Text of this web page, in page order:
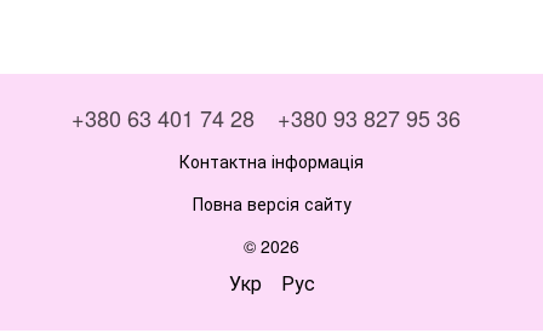
+380 63 401 74 28 +380 93 827 95 36
Контактна інформація
Повна версія сайту
© 2026
Укр Рус